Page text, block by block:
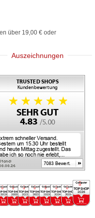
über 19,00 € oder
Auszeichnungen